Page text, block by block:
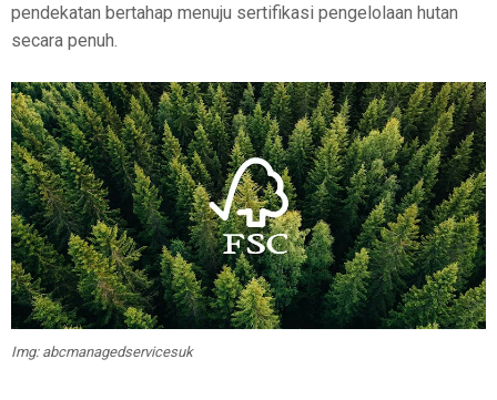
pendekatan bertahap menuju sertifikasi pengelolaan hutan
secara penuh.
Img: abcmanagedservicesuk